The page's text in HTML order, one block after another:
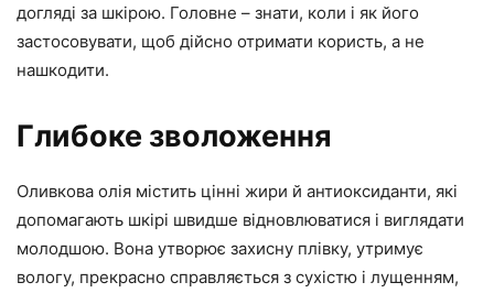
догляді за шкірою. Головне – знати, коли і як його
застосовувати, щоб дійсно отримати користь, а не
нашкодити.
Глибоке зволоження
Оливкова олія містить цінні жири й антиоксиданти, які
допомагають шкірі швидше відновлюватися і виглядати
молодшою. Вона утворює захисну плівку, утримує
вологу, прекрасно справляється з сухістю і лущенням,